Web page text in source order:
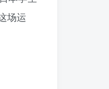
场运